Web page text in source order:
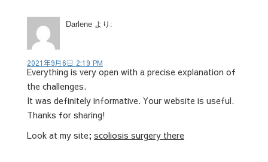
Darlene より:
2021年9月6日 2:19 PM
Everything is very open with a precise explanation of
the challenges.
It was definitely informative. Your website is useful.
Thanks for sharing!
Look at my site; scoliosis surgery there